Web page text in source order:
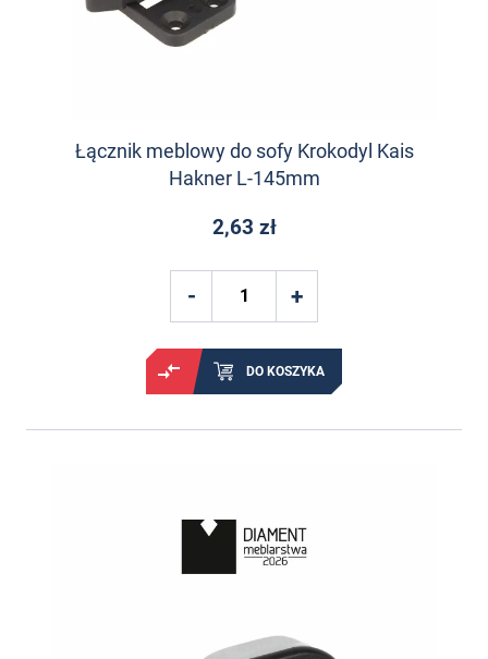
Łącznik meblowy do sofy Krokodyl Kais
Hakner L-145mm
2,63 zł
DO KOSZYKA